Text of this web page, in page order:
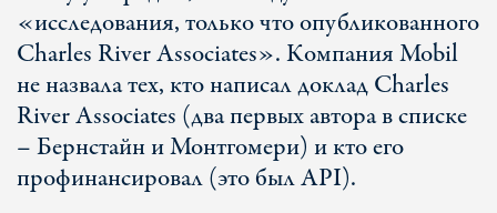
«исследования, только что опубликованного
Charles River Associates». Компания Mobil
не назвала тех, кто написал доклад Charles
River Associates (два первых автора в списке
– Бернстайн и Монтгомери) и кто его
профинансировал (это был API).